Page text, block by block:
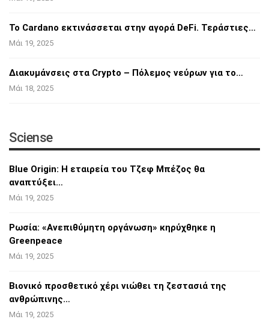
Το Cardano εκτινάσσεται στην αγορά DeFi. Τεράστιες…
Μάι 19, 2025
Διακυμάνσεις στα Crypto – Πόλεμος νεύρων για το…
Μάι 18, 2025
Sciense
Blue Origin: Η εταιρεία του Τζεφ Μπέζος θα
αναπτύξει…
Μάι 19, 2025
Ρωσία: «Ανεπιθύμητη οργάνωση» κηρύχθηκε η
Greenpeace
Μάι 19, 2025
Βιονικό προσθετικό χέρι νιώθει τη ζεστασιά της
ανθρώπινης…
Μάι 19, 2025